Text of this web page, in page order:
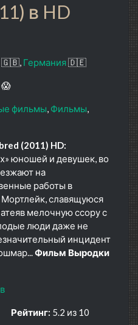
в HD
🇬🇧 Германия🇩🇪
😱
фильмы Фильмы
(2011) HD:
юношей и девушек, во
на
работы в
славящуюся
мелочную ссору с
люди даже не
инцидент
Фильм Выродки
Рейтинг: 5.2 из 10